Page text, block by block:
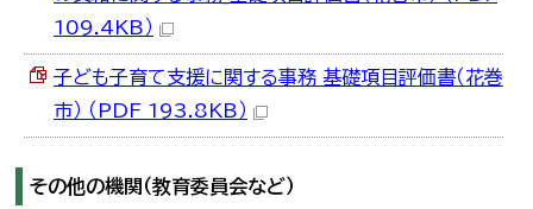
109.4KB）
子ども子育て支援に関する事務 基礎項目評価書（花巻
市） （PDF 193.8KB）
その他の機関（教育委員会など）